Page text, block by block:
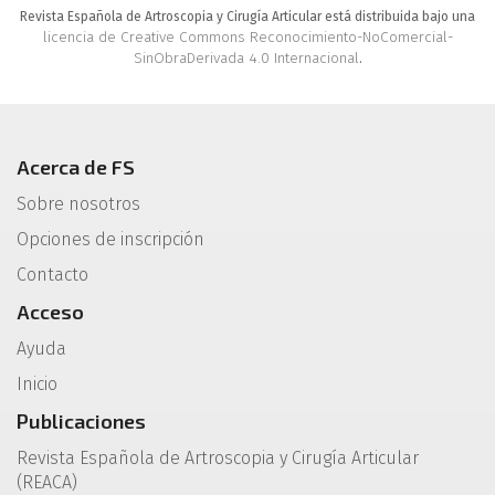
Revista Española de Artroscopia y Cirugía Articular está distribuida bajo una
licencia de Creative Commons Reconocimiento-NoComercial-
SinObraDerivada 4.0 Internacional.
Acerca de FS
Sobre nosotros
Opciones de inscripción
Contacto
Acceso
Ayuda
Inicio
Publicaciones
Revista Española de Artroscopia y Cirugía Articular
(REACA)